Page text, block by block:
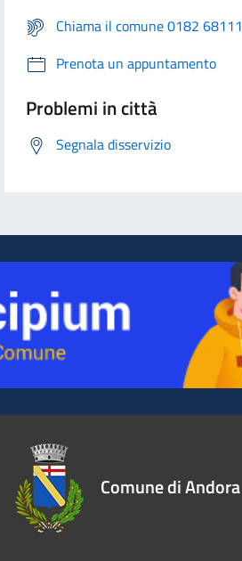
Chiama il comune 0182 68111
Prenota un appuntamento
Problemi in città
Segnala disservizio
Comune di Andora